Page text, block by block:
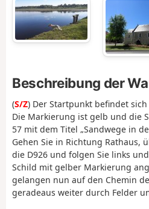
Beschreibung der
(S/Z) Der Startpunkt befindet
Die Markierung ist gelb und die
57 mit dem Titel „Sandwege in
Gehen Sie in Richtung Rathaus,
die D926 und folgen Sie links
Schild mit gelber Markierung
gelangen nun auf den Chemin
geradeaus weiter durch Felder